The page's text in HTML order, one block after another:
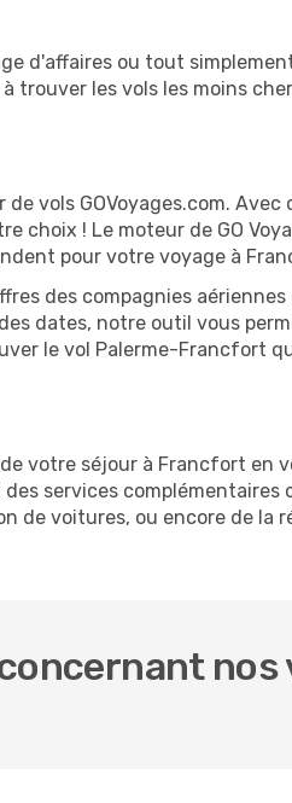
d'affaires ou tout
trouver les vols les moins
vols GOVoyages.com. Avec
choix ! Le moteur de GO
pour votre voyage à
des compagnies
dates, notre outil vous
le vol Palerme-Francfort
votre séjour à Francfort en
services
de voitures, ou encore de la
nos